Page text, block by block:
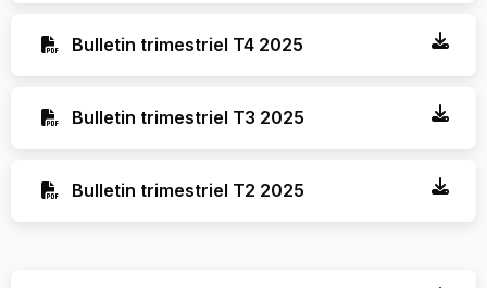
Bulletin trimestriel T4 2025
Bulletin trimestriel T3 2025
Bulletin trimestriel T2 2025